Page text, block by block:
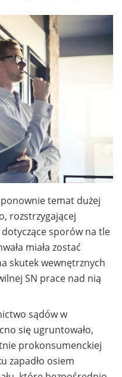
temat dużej
rozstrzygającej
sporów na tle
miała zostać
skutek wewnętrznych
SN prace nad nią
sądów w
się ugruntowało,
prokonsumenckiej
zapadło osiem